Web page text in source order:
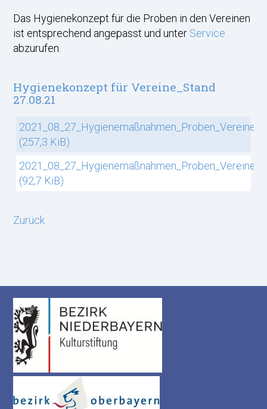
Das Hygienekonzept für die Proben in den Vereinen
ist entsprechend angepasst und unter Service
abzurufen.
Hygienekonzept für Vereine_Stand
27.08.21
(257,3 KiB)
(92,7 KiB)
Zurück